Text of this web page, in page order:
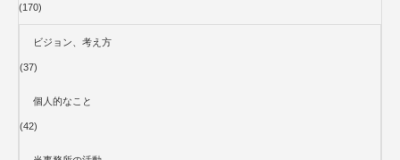
(170)
ビジョン、考え方
(37)
個人的なこと
(42)